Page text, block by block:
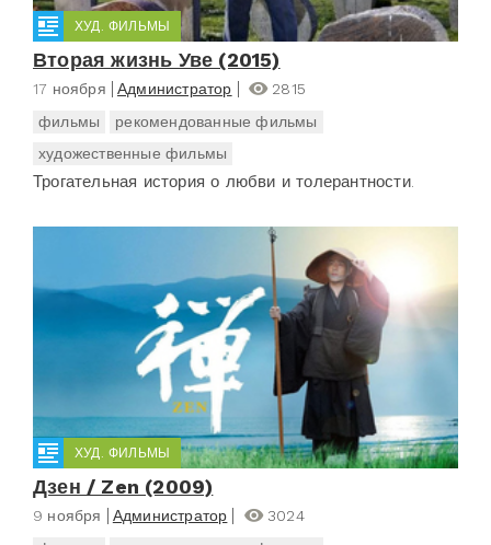
ХУД. ФИЛЬМЫ
Вторая жизнь Уве (2015)
17 ноября Администратор
2815
фильмы
рекомендованные фильмы
художественные фильмы
Трогательная история о любви и толерантности.
ХУД. ФИЛЬМЫ
Дзен / Zen (2009)
9 ноября Администратор
3024